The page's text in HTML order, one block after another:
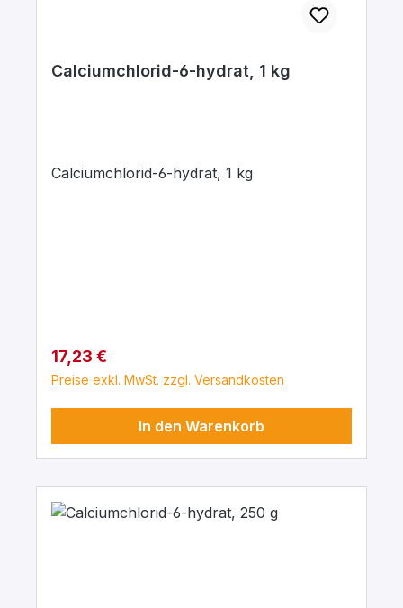
Calciumchlorid-6-hydrat, 1 kg
Calciumchlorid-6-hydrat, 1 kg
Regulärer Preis:
17,23 €
Preise exkl. MwSt. zzgl. Versandkosten
In den Warenkorb